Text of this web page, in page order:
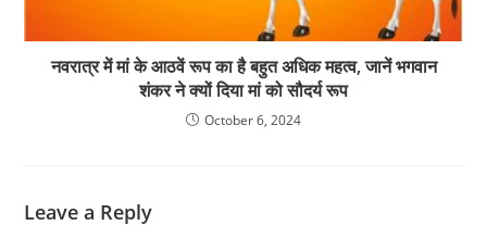
नवरात्र में मां के आठवें रूप का है बहुत अधिक महत्व, जानें भगवान
शंकर ने क्यों दिया मां को सौदर्य रूप
October 6, 2024
Leave a Reply